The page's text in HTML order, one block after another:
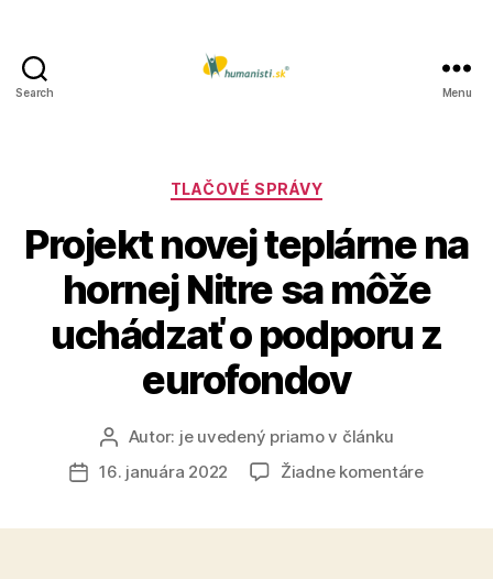
Search Menu
Kategórie
TLAČOVÉ SPRÁVY
Projekt novej teplárne na
hornej Nitre sa môže
uchádzať o podporu z
eurofondov
Autor
článku
Autor: je uvedený priamo v článku
Dátum
16. januára 2022 Žiadne komentárena